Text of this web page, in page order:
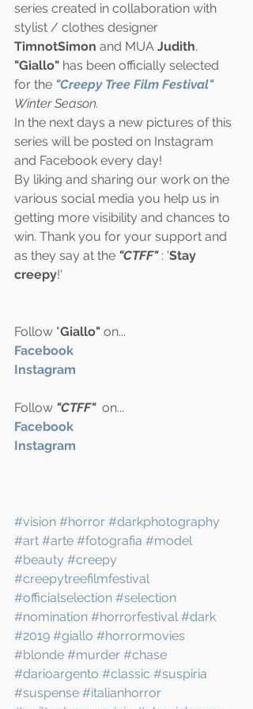
series created in collaboration with
stylist / clothes designer
TimnotSimon and MUA Judith.
"Giallo" has been officially selected
for the "Creepy Tree Film Festival"
Winter Season.
In the next days a new pictures of this
series will be posted on Instagram
and Facebook every day!
By liking and sharing our work on the
various social media you help us in
getting more visibility and chances to
win. Thank you for your support and
as they say at the "CTFF" : 'Stay
creepy!'
Follow "Giallo" on...
Facebook
Instagram
Follow "CTFF"
  on...
Facebook
Instagram
#vision #horror #darkphotography
#art #arte #fotografia #model
#beauty #creepy
#creepytreefilmfestival
#officialselection #selection
#nomination #horrorfestival #dark
#2019 #giallo #horrormovies
#blonde #murder #chase
#darioargento #classic #suspiria
#suspense #italianhorror